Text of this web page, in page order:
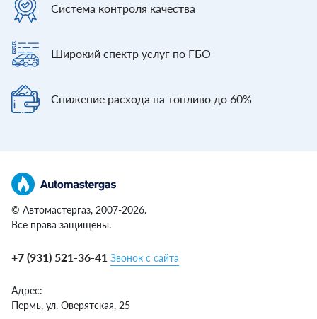
Система контроля качества
Широкий спектр услуг по ГБО
Снижение расхода на топливо до 60%
© Автомастергаз, 2007-2026.
Все права защищены.
+7 (931) 521-36-41 Звонок с сайта
Адрес:
Пермь, ул. Оверятская, 25